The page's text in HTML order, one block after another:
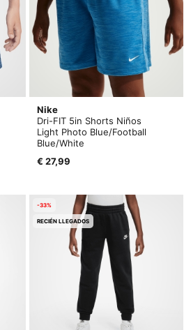
Nike
Dri-FIT 5in Shorts Niños
Light Photo Blue/Football
Blue/White
€ 27,99
-33%
RECIÉN LLEGADOS